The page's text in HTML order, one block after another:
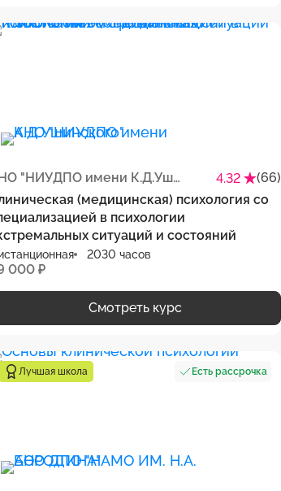
АНО "НИУДПО имени К.Д.Ушинского" 4.32
(66)
(медицинская) психология со
в психологии
ситуаций и состояний
2030 часов
000 ₽
Смотреть курс
Лучшая школа Есть рассрочка